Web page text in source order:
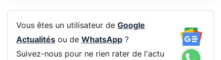
Vous êtes un utilisateur de Google
Actualitésou de WhatsApp?
Suivez-nous pour ne rien rater de l'actu